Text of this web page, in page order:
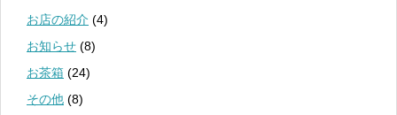
お店の紹介 (4)
お知らせ (8)
お茶箱 (24)
その他 (8)